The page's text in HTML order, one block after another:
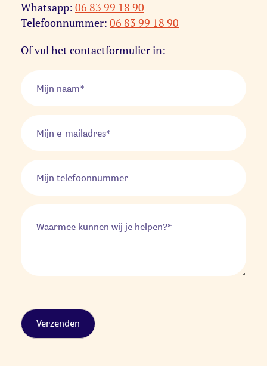
Whatsapp: 06 83 99 18 90
Telefoonnummer: 06 83 99 18 90
Of vul het contactformulier in: